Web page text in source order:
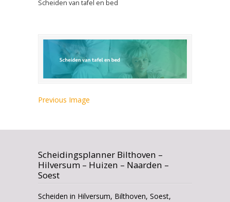
Scheiden van tafel en bed
Previous Image
Scheidingsplanner Bilthoven –
Hilversum – Huizen – Naarden –
Soest
Scheiden in Hilversum, Bilthoven, Soest,